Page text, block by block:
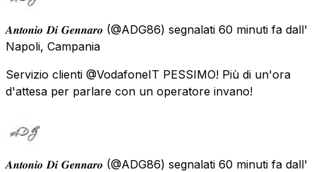
𝑨𝒏𝒕𝒐𝒏𝒊𝒐 𝑫𝒊 𝑮𝒆𝒏𝒏𝒂𝒓𝒐 (@ADG86) segnalati 60 minuti fa dall'
Napoli, Campania
Servizio clienti @VodafoneIT PESSIMO! Più di un'ora
d'attesa per parlare con un operatore invano!
𝑨𝒏𝒕𝒐𝒏𝒊𝒐 𝑫𝒊 𝑮𝒆𝒏𝒏𝒂𝒓𝒐 (@ADG86) segnalati 60 minuti fa dall'